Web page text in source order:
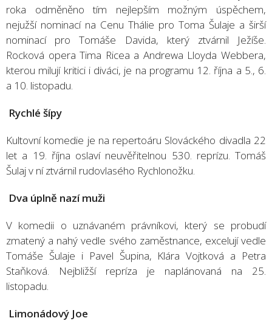
roka odměněno tím nejlepším možným úspěchem,
nejužší nominací na Cenu Thálie pro Toma Šulaje a širší
nominací pro Tomáše Davida, který ztvárnil Ježíše.
Rocková opera Tima Ricea a Andrewa Lloyda Webbera,
kterou milují kritici i diváci, je na programu 12. října a 5., 6.
a 10. listopadu.
Rychlé šípy
Kultovní komedie je na repertoáru Slováckého divadla 22
let a 19. října oslaví neuvěřitelnou 530. reprízu. Tomáš
Šulaj v ní ztvárnil rudovlasého Rychlonožku.
Dva úplně nazí muži
V komedii o uznávaném právníkovi, který se probudí
zmatený a nahý vedle svého zaměstnance, excelují vedle
Tomáše Šulaje i Pavel Šupina, Klára Vojtková a Petra
Staňková. Nejbližší repríza je naplánovaná na 25.
listopadu.
Limonádový Joe